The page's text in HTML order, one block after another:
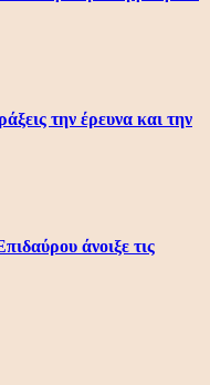
την έρευνα και την
άνοιξε τις